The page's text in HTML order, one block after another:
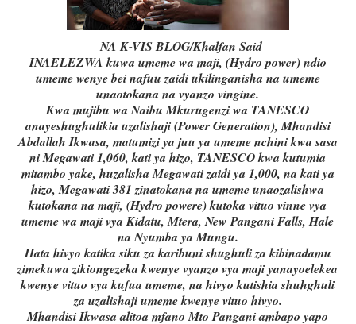
NA K-VIS BLOG/Khalfan Said
INAELEZWA kuwa umeme wa maji, (Hydro power) ndio
umeme wenye bei nafuu zaidi ukilinganisha na umeme
unaotokana na vyanzo vingine.
Kwa mujibu wa Naibu Mkurugenzi wa TANESCO
anayeshughulikia uzalishaji (Power Generation), Mhandisi
Abdallah Ikwasa, matumizi ya juu ya umeme nchini kwa sasa
ni Megawati 1,060, kati ya hizo, TANESCO kwa kutumia
mitambo yake, huzalisha Megawati zaidi ya 1,000, na kati ya
hizo, Megawati 381 zinatokana na umeme unaozalishwa
kutokana na maji, (Hydro powere) kutoka vituo vinne vya
umeme wa maji vya Kidatu, Mtera, New Pangani Falls, Hale
na Nyumba ya Mungu.
Hata hivyo katika siku za karibuni shughuli za kibinadamu
zimekuwa zikiongezeka kwenye vyanzo vya maji yanayoelekea
kwenye vituo vya kufua umeme, na hivyo kutishia shuhghuli
za uzalishaji umeme kwenye vituo hivyo.
Mhandisi Ikwasa alitoa mfano Mto Pangani ambapo yapo